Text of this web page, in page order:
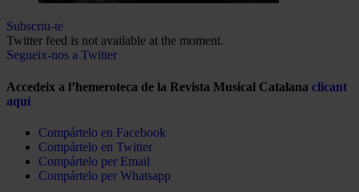
Subscriu-te
Twitter feed is not available at the moment.
Segueix-nos a Twitter
Accedeix a l’hemeroteca de la Revista Musical Catalana clicant
aquí
Compártelo en Facebook
Compártelo en Twitter
Compártelo per Email
Compártelo per Whatsapp